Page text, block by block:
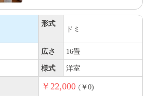
形式
ドミ
広さ 16畳
様式 洋室
￥22,000 (￥0)